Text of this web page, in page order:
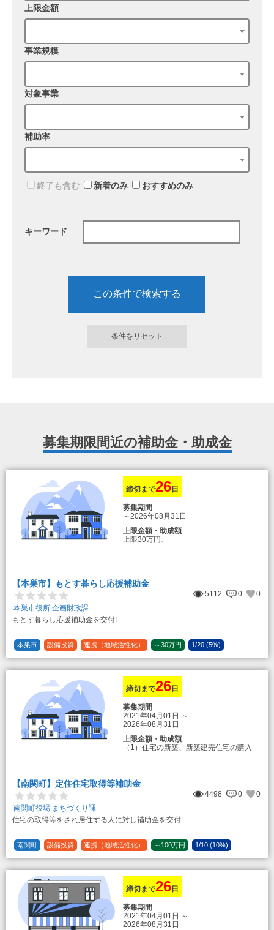
上限金額
事業規模
対象事業
補助率
終了も含む 新着のみ おすすめのみ
キーワード
募集期限間近の補助金・助成金
締切まで26日
募集期間
～2026年08月31日
上限金額・助成額
上限30万円、
【本巣市】もとす暮らし応援補助金
5112 0
0
本巣市役所 企画財政課
もとす暮らし応援補助金を交付!
本巣市 設備投資 連携（地域活性化） ～30万円 1/20 (5%)
締切まで26 日
募集期間
2021年04月01日 ～
2026年08月31日
上限金額・助成額
（1）住宅の新築、新築建売住宅の購入
（2）中古住宅の購入 25万円
登録事業者利用の場合25万円加算（25
（3）住宅リフォーム 経費の20％の額
登録事業者利用の場合、経費の10%の
額を加算（限度額25万円） （最大で50万
円＋25万円加算＝75万円）
【南関町】定住住宅取得等補助金
4498 0
0
南関町役場 まちづくり課
住宅の取得等をされ居住する人に対し補助金を交付
南関町 設備投資 連携（地域活性化） ～100万円
1/10 (10%)
1/5 (20%)
定額
締切まで26 日
募集期間
2021年04月01日 ～
2026年08月31日